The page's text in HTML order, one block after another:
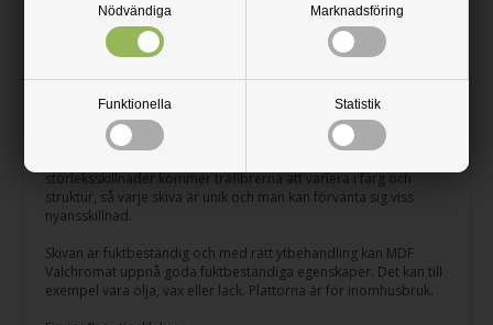
Nödvändiga Marknadsföring
Funktionella Statistik
MDF Valchromat är en fuktbeständig och vacker, genomfärgad
MDF med högre densitet/vikt än vanliga MDF-skivor. Skivan är
cirka 30 % starkare och mer formstabil än en vanlig MDF av
träbearbetningsverktyg.
MDF Valchromat finns i en mängd olika färger. Under
produktionen färgas träfibrerna innan skivan komprimeras,
storleksskillnader kommer träfibrerna att variera i färg och
struktur, så varje skiva är unik och man kan förvänta sig viss
nyansskillnad.
Skivan är fuktbeständig och med rätt ytbehandling kan MDF
Valchromat uppnå goda fuktbeständiga egenskaper. Det kan till
exempel vara olja, vax eller lack. Plattorna är för inomhusbruk.